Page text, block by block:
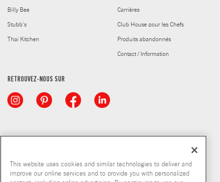
Billy Bee
Stubb's
Thai Kitchen
Carrières
Club House pour les Chefs
Produits abandonnés
Contact / Information
RETROUVEZ-NOUS SUR
This website uses cookies and similar technologies to deliver and
improve our online services and to provide you with personalized